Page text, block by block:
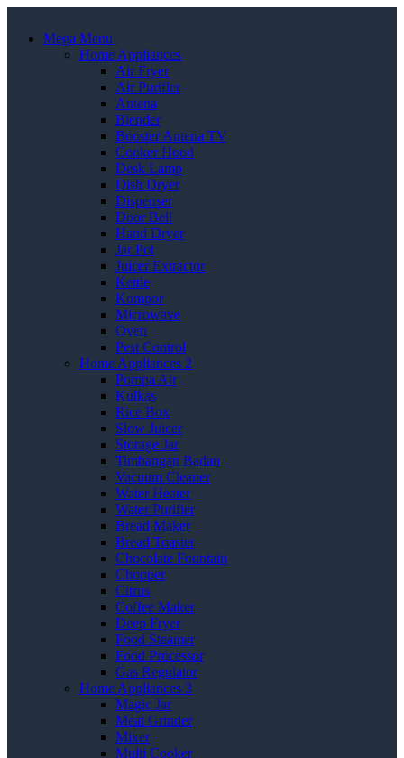
Mega Menu
Home Appliances
Air Fryer
Air Purifier
Antena
Blender
Booster Antena TV
Cooker Hood
Desk Lamp
Dish Dryer
Dispenser
Door Bell
Hand Dryer
Jar Pot
Juicer Extractor
Kettle
Kompor
Microwave
Oven
Pest Control
Home Appliances 2
Pompa Air
Kulkas
Rice Box
Slow Juicer
Storage Jar
Timbangan Badan
Vacuum Cleaner
Water Heater
Water Purifier
Bread Maker
Bread Toaster
Chocolate Fountain
Chopper
Citrus
Coffee Maker
Deep Fryer
Food Steamer
Food Processor
Gas Regulator
Home Appliances 3
Magic Jar
Meat Grinder
Mixer
Multi Cooker